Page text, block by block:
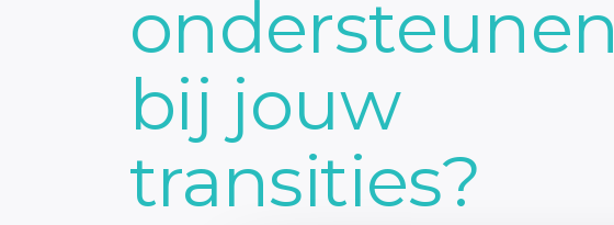
ondersteunen
bij jouw
transities?